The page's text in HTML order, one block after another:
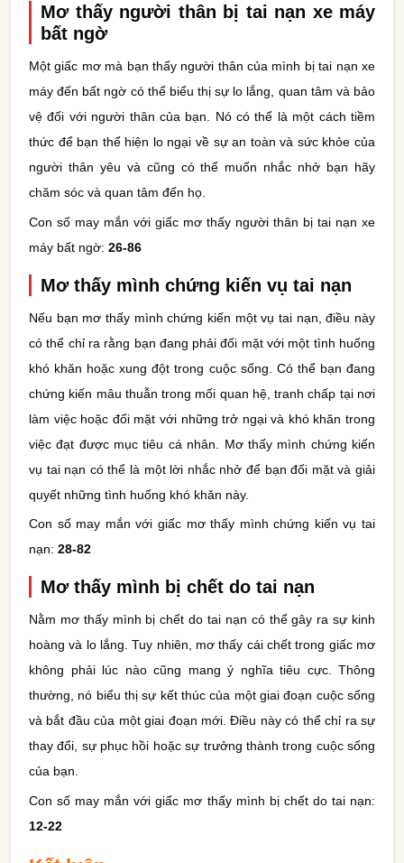
Mơ thấy người thân bị tai nạn xe máy
bất ngờ
Một giấc mơ mà bạn thấy người thân của mình bị tai nạn xe
máy đến bất ngờ có thể biểu thị sự lo lắng, quan tâm và bảo
vệ đối với người thân của bạn. Nó có thể là một cách tiềm
thức để bạn thể hiện lo ngại về sự an toàn và sức khỏe của
người thân yêu và cũng có thể muốn nhắc nhở bạn hãy
chăm sóc và quan tâm đến họ.
Con số may mắn với giấc mơ thấy người thân bị tai nạn xe
máy bất ngờ: 26-86
Mơ thấy mình chứng kiến vụ tai nạn
Nếu bạn mơ thấy mình chứng kiến một vụ tai nạn, điều này
có thể chỉ ra rằng bạn đang phải đối mặt với một tình huống
khó khăn hoặc xung đột trong cuộc sống. Có thể bạn đang
chứng kiến mâu thuẫn trong mối quan hệ, tranh chấp tại nơi
làm việc hoặc đối mặt với những trở ngại và khó khăn trong
việc đạt được mục tiêu cá nhân. Mơ thấy mình chứng kiến
vụ tai nạn có thể là một lời nhắc nhở để bạn đối mặt và giải
quyết những tình huống khó khăn này.
Con số may mắn với giấc mơ thấy mình chứng kiến vụ tai
nạn: 28-82
Mơ thấy mình bị chết do tai nạn
Nằm mơ thấy mình bị chết do tai nạn có thể gây ra sự kinh
hoàng và lo lắng. Tuy nhiên, mơ thấy cái chết trong giấc mơ
không phải lúc nào cũng mang ý nghĩa tiêu cực. Thông
thường, nó biểu thị sự kết thúc của một giai đoạn cuộc sống
và bắt đầu của một giai đoạn mới. Điều này có thể chỉ ra sự
thay đổi, sự phục hồi hoặc sự trưởng thành trong cuộc sống
của bạn.
Con số may mắn với giấc mơ thấy mình bị chết do tai nạn:
12-22